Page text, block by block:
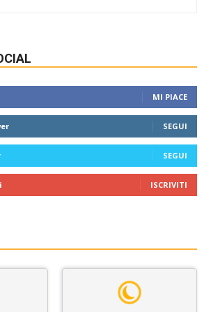
MI PIACE
SEGUI
SEGUI
ISCRIVITI